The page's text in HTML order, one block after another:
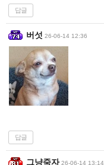
답글
버섯 26-06-14 12:36
답글
그냥죽자 26-06-14 13:14